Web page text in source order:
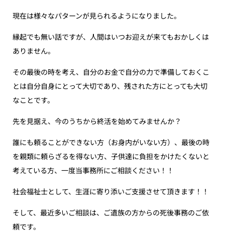
現在は様々なパターンが見られるようになりました。
縁起でも無い話ですが、人間はいつお迎えが来てもおかしくは
ありません。
その最後の時を考え、自分のお金で自分の力で準備しておくこ
とは自分自身にとって大切であり、残された方にとっても大切
なことです。
先を見据え、今のうちから終活を始めてみませんか？
誰にも頼ることができない方（お身内がいない方）、最後の時
を親類に頼らざるを得ない方、子供達に負担をかけたくないと
考えている方、一度当事務所にご相談ください！！
社会福祉士として、生涯に寄り添いご支援させて頂きます！！
そして、最近多いご相談は、ご遺族の方からの死後事務のご依
頼です。